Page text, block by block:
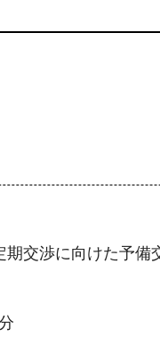
期交渉に向けた予備